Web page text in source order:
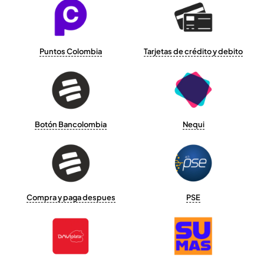
Puntos Colombia Tarjetas de crédito y debito
Botón Bancolombia Nequi
Compra y paga despues PSE